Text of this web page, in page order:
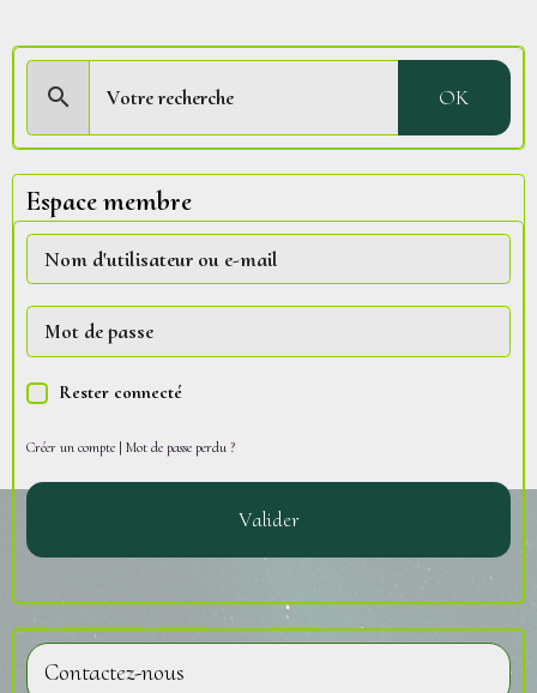
OK
Espace membre
Rester connecté
Créer un compte | Mot de passe perdu ?
Valider
Contactez-nous